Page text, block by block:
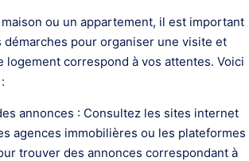
ou un appartement, il est important
pour organiser une visite et
logement correspond à vos attentes. Voici
annonces : Consultez les sites internet
agences immobilières ou les plateformes
trouver des annonces correspondant à